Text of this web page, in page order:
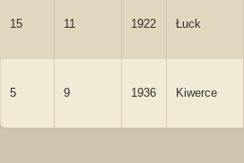
15 11 1922 Łuck
5 9 1936 Kiwerce